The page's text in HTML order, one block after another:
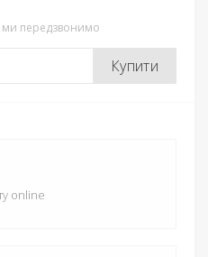
ми передзвонимо
Купити
online